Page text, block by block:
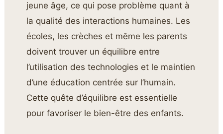
jeune âge, ce qui pose problème quant à
la qualité des interactions humaines. Les
écoles, les crèches et même les parents
doivent trouver un équilibre entre
l’utilisation des technologies et le maintien
d’une éducation centrée sur l’humain.
Cette quête d’équilibre est essentielle
pour favoriser le bien-être des enfants.